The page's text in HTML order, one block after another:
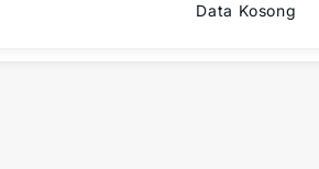
Data Kosong